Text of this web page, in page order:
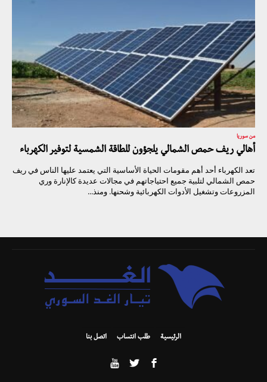
من سوريا
أهالي ريف حمص الشمالي يلجؤون للطاقة الشمسية لتوفير الكهرباء
تعد الكهرباء أحد أهم مقومات الحياة الأساسية التي يعتمد عليها الناس في ريف
حمص الشمالي لتلبية جميع احتياجاتهم في مجالات عديدة كالإنارة وري
المزروعات وتشغيل الأدوات الكهربائية وشحنها. ومنذ...
الرئيسية طلب انتساب اتصل بنا